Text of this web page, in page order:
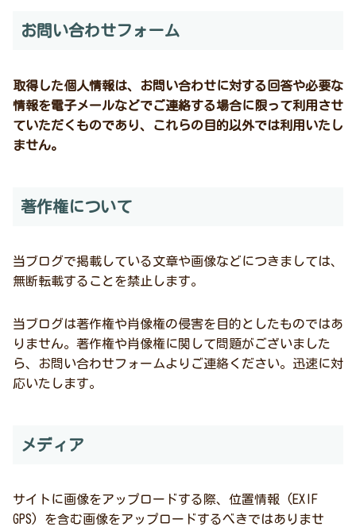
お問い合わせフォーム
取得した個人情報は、お問い合わせに対する回答や必要な
情報を電子メールなどでご連絡する場合に限って利用させ
ていただくものであり、これらの目的以外では利用いたし
ません。
著作権について
当ブログで掲載している文章や画像などにつきましては、
無断転載することを禁止します。
当ブログは著作権や肖像権の侵害を目的としたものではあ
りません。著作権や肖像権に関して問題がございました
ら、お問い合わせフォームよりご連絡ください。迅速に対
応いたします。
メディア
サイトに画像をアップロードする際、位置情報 (EXIF
GPS) を含む画像をアップロードするべきではありませ